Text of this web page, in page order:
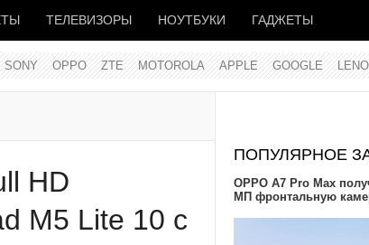
ТЕЛЕВИЗОРЫ НОУТБУКИ ГАДЖЕТЫ
SONY OPPO ZTE MOTOROLA APPLE GOOGLE
HD
M5 Lite 10 с
ПОПУЛЯРНОЕ
OPPO A7 Pro Max
МП фронтальную